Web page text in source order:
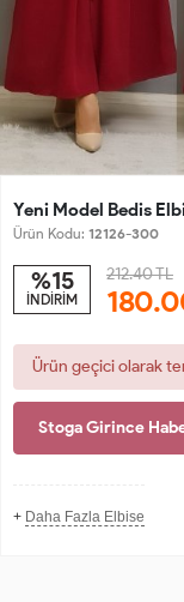
Yeni Model Bedis
Ürün Kodu: 12126-300
%15
İNDİRİM
212.40 TL
Ürün geçici olarak
Stoga Girince
+ Daha Fazla Elbise